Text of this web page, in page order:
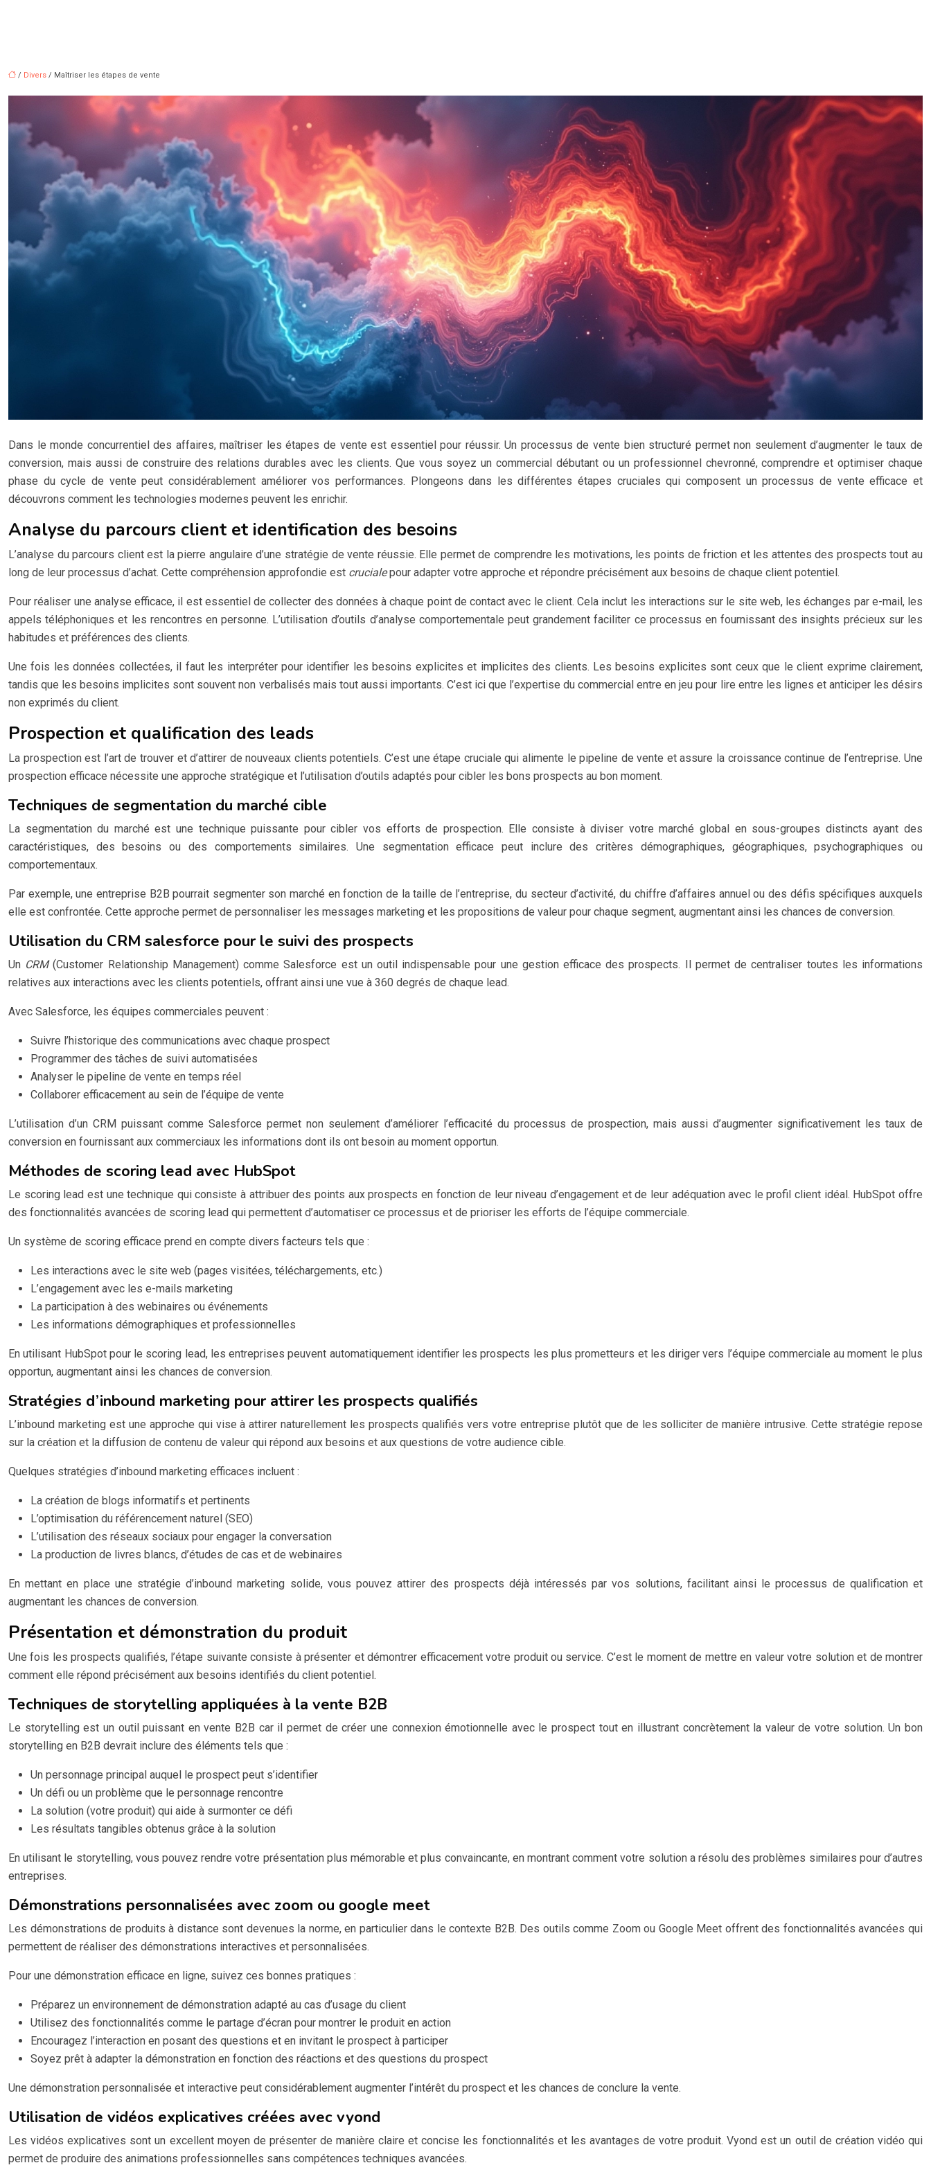
/ Divers / Maîtriser les étapes de vente
Dans le monde concurrentiel des affaires, maîtriser les étapes de vente est essentiel pour réussir. Un processus de vente bien structuré permet non seulement d’augmenter le taux de
conversion, mais aussi de construire des relations durables avec les clients. Que vous soyez un commercial débutant ou un professionnel chevronné, comprendre et optimiser chaque
phase du cycle de vente peut considérablement améliorer vos performances. Plongeons dans les différentes étapes cruciales qui composent un processus de vente efficace et
découvrons comment les technologies modernes peuvent les enrichir.
Analyse du parcours client et identification des besoins
L’analyse du parcours client est la pierre angulaire d’une stratégie de vente réussie. Elle permet de comprendre les motivations, les points de friction et les attentes des prospects tout au
long de leur processus d’achat. Cette compréhension approfondie est crucialepour adapter votre approche et répondre précisément aux besoins de chaque client potentiel.
Pour réaliser une analyse efficace, il est essentiel de collecter des données à chaque point de contact avec le client. Cela inclut les interactions sur le site web, les échanges par e-mail, les
appels téléphoniques et les rencontres en personne. L’utilisation d’outils d’analyse comportementale peut grandement faciliter ce processus en fournissant des insights précieux sur les
habitudes et préférences des clients.
Une fois les données collectées, il faut les interpréter pour identifier les besoins explicites et implicites des clients. Les besoins explicites sont ceux que le client exprime clairement,
tandis que les besoins implicites sont souvent non verbalisés mais tout aussi importants. C’est ici que l’expertise du commercial entre en jeu pour lire entre les lignes et anticiper les désirs
non exprimés du client.
Prospection et qualification des leads
La prospection est l’art de trouver et d’attirer de nouveaux clients potentiels. C’est une étape cruciale qui alimente le pipeline de vente et assure la croissance continue de l’entreprise. Une
prospection efficace nécessite une approche stratégique et l’utilisation d’outils adaptés pour cibler les bons prospects au bon moment.
Techniques de segmentation du marché cible
La segmentation du marché est une technique puissante pour cibler vos efforts de prospection. Elle consiste à diviser votre marché global en sous-groupes distincts ayant des
caractéristiques, des besoins ou des comportements similaires. Une segmentation efficace peut inclure des critères démographiques, géographiques, psychographiques ou
comportementaux.
Par exemple, une entreprise B2B pourrait segmenter son marché en fonction de la taille de l’entreprise, du secteur d’activité, du chiffre d’affaires annuel ou des défis spécifiques auxquels
elle est confrontée. Cette approche permet de personnaliser les messages marketing et les propositions de valeur pour chaque segment, augmentant ainsi les chances de conversion.
Utilisation du CRM salesforce pour le suivi des prospects
Un CRM(Customer Relationship Management) comme Salesforce est un outil indispensable pour une gestion efficace des prospects. Il permet de centraliser toutes les informations
relatives aux interactions avec les clients potentiels, offrant ainsi une vue à 360 degrés de chaque lead.
Avec Salesforce, les équipes commerciales peuvent :
Suivre l’historique des communications avec chaque prospect
Programmer des tâches de suivi automatisées
Analyser le pipeline de vente en temps réel
Collaborer efficacement au sein de l’équipe de vente
L’utilisation d’un CRM puissant comme Salesforce permet non seulement d’améliorer l’efficacité du processus de prospection, mais aussi d’augmenter significativement les taux de
conversion en fournissant aux commerciaux les informations dont ils ont besoin au moment opportun.
Méthodes de scoring lead avec HubSpot
Le scoring lead est une technique qui consiste à attribuer des points aux prospects en fonction de leur niveau d’engagement et de leur adéquation avec le profil client idéal. HubSpot offre
des fonctionnalités avancées de scoring lead qui permettent d’automatiser ce processus et de prioriser les efforts de l’équipe commerciale.
Un système de scoring efficace prend en compte divers facteurs tels que :
Les interactions avec le site web (pages visitées, téléchargements, etc.)
L’engagement avec les e-mails marketing
La participation à des webinaires ou événements
Les informations démographiques et professionnelles
En utilisant HubSpot pour le scoring lead, les entreprises peuvent automatiquement identifier les prospects les plus prometteurs et les diriger vers l’équipe commerciale au moment le plus
opportun, augmentant ainsi les chances de conversion.
Stratégies d’inbound marketing pour attirer les prospects qualifiés
L’inbound marketing est une approche qui vise à attirer naturellement les prospects qualifiés vers votre entreprise plutôt que de les solliciter de manière intrusive. Cette stratégie repose
sur la création et la diffusion de contenu de valeur qui répond aux besoins et aux questions de votre audience cible.
Quelques stratégies d’inbound marketing efficaces incluent :
La création de blogs informatifs et pertinents
L’optimisation du référencement naturel (SEO)
L’utilisation des réseaux sociaux pour engager la conversation
La production de livres blancs, d’études de cas et de webinaires
En mettant en place une stratégie d’inbound marketing solide, vous pouvez attirer des prospects déjà intéressés par vos solutions, facilitant ainsi le processus de qualification et
augmentant les chances de conversion.
Présentation et démonstration du produit
Une fois les prospects qualifiés, l’étape suivante consiste à présenter et démontrer efficacement votre produit ou service. C’est le moment de mettre en valeur votre solution et de montrer
comment elle répond précisément aux besoins identifiés du client potentiel.
Techniques de storytelling appliquées à la vente B2B
Le storytelling est un outil puissant en vente B2B car il permet de créer une connexion émotionnelle avec le prospect tout en illustrant concrètement la valeur de votre solution. Un bon
storytelling en B2B devrait inclure des éléments tels que :
Un personnage principal auquel le prospect peut s’identifier
Un défi ou un problème que le personnage rencontre
La solution (votre produit) qui aide à surmonter ce défi
Les résultats tangibles obtenus grâce à la solution
En utilisant le storytelling, vous pouvez rendre votre présentation plus mémorable et plus convaincante, en montrant comment votre solution a résolu des problèmes similaires pour d’autres
entreprises.
Démonstrations personnalisées avec zoom ou google meet
Les démonstrations de produits à distance sont devenues la norme, en particulier dans le contexte B2B. Des outils comme Zoom ou Google Meet offrent des fonctionnalités avancées qui
permettent de réaliser des démonstrations interactives et personnalisées.
Pour une démonstration efficace en ligne, suivez ces bonnes pratiques :
Préparez un environnement de démonstration adapté au cas d’usage du client
Utilisez des fonctionnalités comme le partage d’écran pour montrer le produit en action
Encouragez l’interaction en posant des questions et en invitant le prospect à participer
Soyez prêt à adapter la démonstration en fonction des réactions et des questions du prospect
Une démonstration personnalisée et interactive peut considérablement augmenter l’intérêt du prospect et les chances de conclure la vente.
Utilisation de vidéos explicatives créées avec vyond
Les vidéos explicatives sont un excellent moyen de présenter de manière claire et concise les fonctionnalités et les avantages de votre produit. Vyond est un outil de création vidéo qui
permet de produire des animations professionnelles sans compétences techniques avancées.